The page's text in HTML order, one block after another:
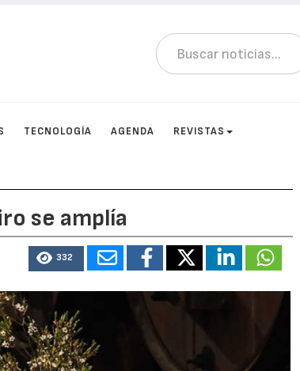
TECNOLOGÍA AGENDA REVISTAS
se amplía
332